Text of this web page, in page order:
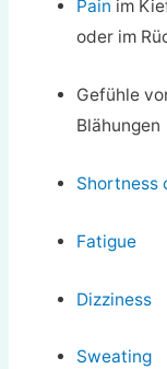
Pain im
oder im
Gefühle
Blähungen
Shortness
Fatigue
Dizziness
Sweating